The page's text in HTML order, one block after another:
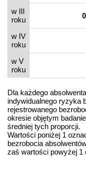
w III
roku
w IV
roku
w V
roku
Dla każdego
indywidualnego ryzyka
rejestrowanego
okresie objętym
średniej tych proporcji.
Wartości poniżej 1
bezrobocia
zaś wartości powyżej